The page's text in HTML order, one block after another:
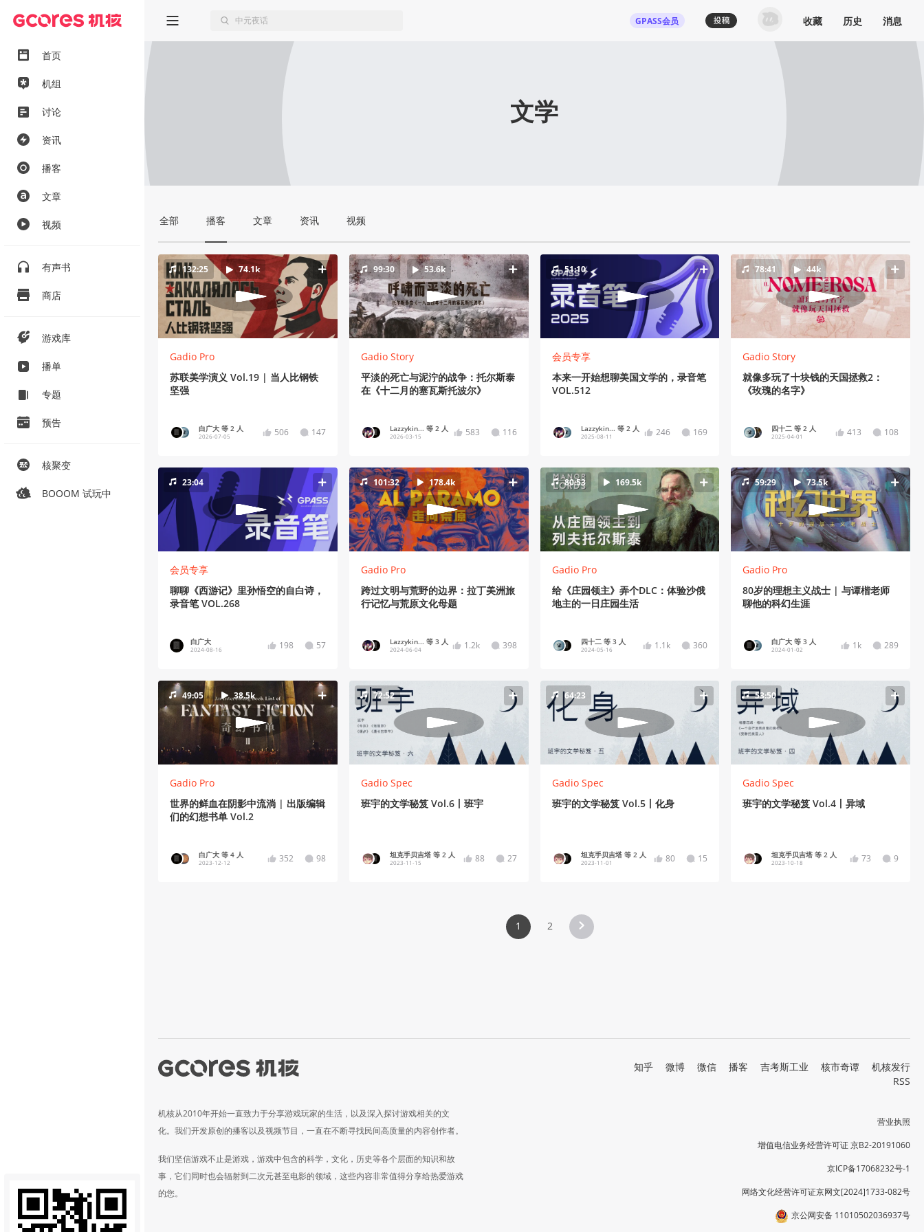
首页
机组
讨论
资讯
播客
文章
视频
有声书
商店
游戏库
播单
专题
预告
核聚变
BOOOM 试玩中
GPASS会员 收藏 历史 消息
文学
全部 播客 文章 资讯 视频
132:25 74.1k
Gadio Pro
苏联美学演义 Vol.19 | 当人比钢铁
坚强
白广大 等 2 人
2026-07-05 506 147
99:30 53.6k
Gadio Story
平淡的死亡与泥泞的战争：托尔斯泰
在《十二月的塞瓦斯托波尔》
Lazzykin... 等 2 人
2026-03-15 583 116
51:10
会员专享
本来一开始想聊美国文学的，录音笔
VOL.512
Lazzykin... 等 2 人
2025-08-11 246 169
78:41 44k
Gadio Story
就像多玩了十块钱的天国拯救2：
《玫瑰的名字》
四十二 等 2 人
2025-04-01 413 108
23:04
会员专享
聊聊《西游记》里孙悟空的自白诗，
录音笔 VOL.268
白广大
2024-08-16 198 57
101:32 178.4k
Gadio Pro
跨过文明与荒野的边界：拉丁美洲旅
行记忆与荒原文化母题
Lazzykin... 等 3 人
2024-06-04 1.2k 398
80:53 169.5k
Gadio Pro
给《庄园领主》弄个DLC：体验沙俄
地主的一日庄园生活
四十二 等 3 人
2024-05-16 1.1k 360
59:29 73.5k
Gadio Pro
80岁的理想主义战士 | 与谭楷老师
聊他的科幻生涯
白广大 等 3 人
2024-01-02 1k 289
49:05 38.5k
Gadio Pro
世界的鲜血在阴影中流淌 | 出版编辑
们的幻想书单 Vol.2
白广大 等 4 人
2023-12-12 352 98
72:52
Gadio Spec
班宇的文学秘笈 Vol.6丨班宇
坦克手贝吉塔 等 2 人
2023-11-15 88 27
64:23
Gadio Spec
班宇的文学秘笈 Vol.5丨化身
坦克手贝吉塔 等 2 人
2023-11-01 80 15
53:50
Gadio Spec
班宇的文学秘笈 Vol.4丨异域
坦克手贝吉塔 等 2 人
2023-10-18 73 9
1 2
机核从2010年开始一直致力于分享游戏玩家的生活，以及深入探讨游戏相关的文
化。我们开发原创的播客以及视频节目，一直在不断寻找民间高质量的内容创作者。
我们坚信游戏不止是游戏，游戏中包含的科学，文化，历史等各个层面的知识和故
事，它们同时也会辐射到二次元甚至电影的领域，这些内容非常值得分享给热爱游戏
的您。
知乎 微博 微信 播客 吉考斯工业 核市奇谭
机核发行
RSS
营业执照
增值电信业务经营许可证 京B2-20191060
京ICP备17068232号-1
网络文化经营许可证京网文[2024]1733-082号
京公网安备 11010502036937号